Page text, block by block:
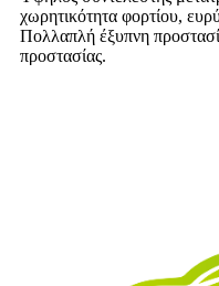
χωρητικότητα φορτίου,
Πολλαπλή έξυπνη
προστασίας.